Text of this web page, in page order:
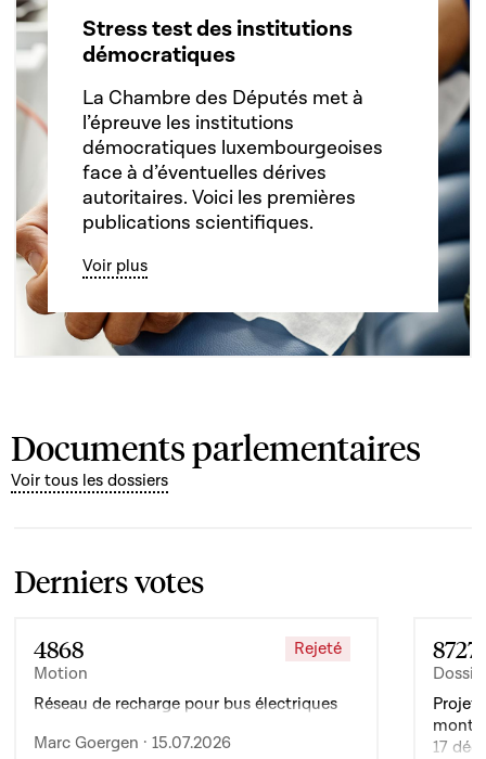
Stress test des institutions
démocratiques
La Chambre des Députés met à
l’épreuve les institutions
démocratiques luxembourgeoises
face à d’éventuelles dérives
autoritaires. Voici les premières
publications scientifiques.
Voir plus
Documents parlementaires
Voir tous les dossiers
Derniers votes
4868
Motion
Rejeté
Réseau de recharge pour bus électriques
Marc Goergen · 15.07.2026
8727
Projet
17